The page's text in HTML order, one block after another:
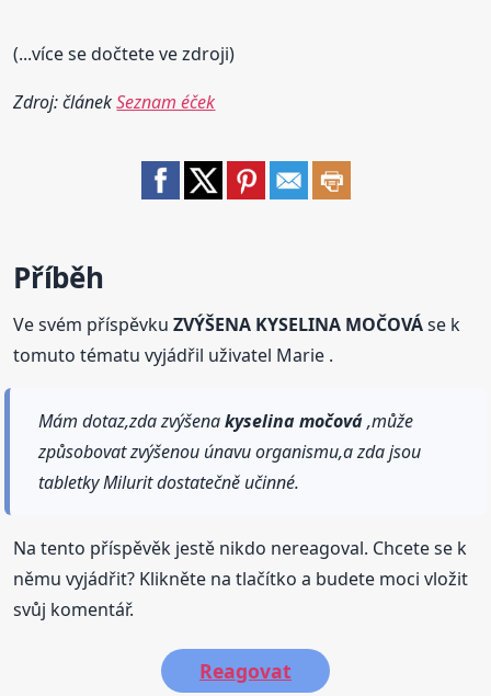
(...více se dočtete ve zdroji)
Zdroj: článekSeznam éček
Příběh
Ve svém příspěvkuZVÝŠENA KYSELINA MOČOVÁse k
tomuto tématu vyjádřil uživatel Marie .
Mám dotaz,zda zvýšenakyselina močová,může
způsobovat zvýšenou únavu organismu,a zda jsou
tabletky Milurit dostatečně učinné.
Na tento příspěvěk jestě nikdo nereagoval. Chcete se k
němu vyjádřit? Klikněte na tlačítko a budete moci vložit
svůj komentář.
Reagovat